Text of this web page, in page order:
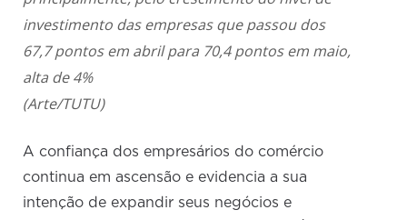
investimento das empresas que passou dos
67,7 pontos em abril para 70,4 pontos em maio,
alta de 4%
(Arte/TUTU)
A confiança dos empresários do comércio
continua em ascensão e evidencia a sua
intenção de expandir seus negócios e